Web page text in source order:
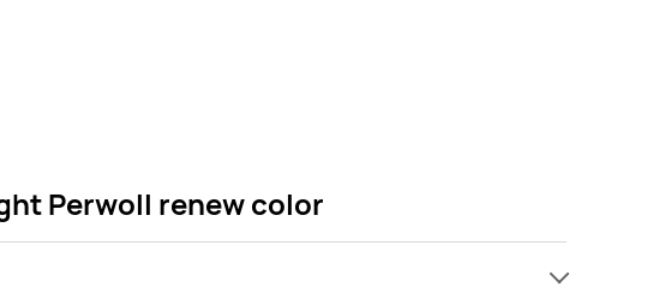
Perwoll renew color